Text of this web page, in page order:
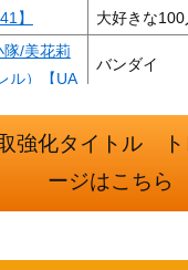
】
大好きな100
隊/美花莉
ル）【UA
バンダイ
パラ
バンダイ
（ハイキュー
強化タイトル
ージはこちら